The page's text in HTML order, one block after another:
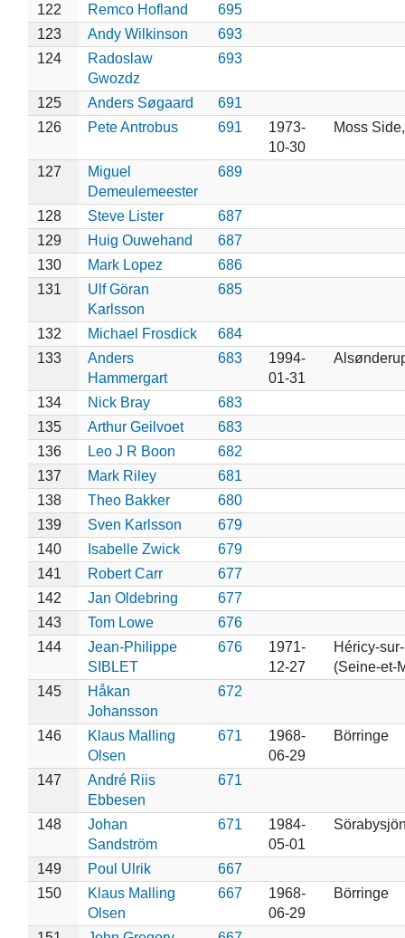
122
Remco Hofland
695
123
Andy Wilkinson
693
124
Radoslaw
Gwozdz
693
125 Anders Søgaard
691
126
Pete Antrobus 691
1973-
10-30
Moss
127
Miguel
Demeulemeester
689
128 Steve Lister
687
129
Huig Ouwehand
687
130
Mark Lopez
686
131
Ulf Göran
Karlsson
685
132 Michael Frosdick
684
133
Anders
Hammergart
683
1994-
01-31
134 Nick Bray
683
135
Arthur Geilvoet
683
136
Leo J R Boon
682
137
Mark Riley
681
138
Theo Bakker
680
139
Sven Karlsson
679
140
Isabelle Zwick
679
141
Robert Carr
677
142
Jan Oldebring
677
143
Tom Lowe
676
144
Jean-Philippe
SIBLET
676
1971-
12-27
Héricy-
(Seine-et-
145
Håkan
Johansson
672
146
Klaus Malling
Olsen
671
1968-
06-29
Börringe
147
André Riis
Ebbesen
671
148
Johan
Sandström
671
1984-
05-01
149 Poul Ulrik
667
150
Klaus Malling
Olsen
667
1968-
06-29
Börringe